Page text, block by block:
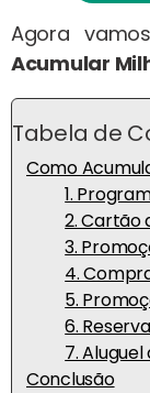
Agora
Acumular
Tabela de
Como
1.
2. Cartão
3.
4.
5.
6.
7.
Conclusão